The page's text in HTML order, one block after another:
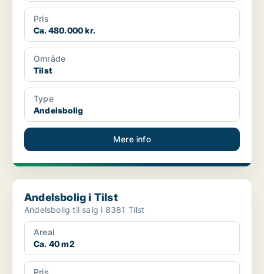
Pris
Ca. 480.000 kr.
Område
Tilst
Type
Andelsbolig
Mere info
Andelsbolig i Tilst
Andelsbolig i Tilst
Andelsbolig til salg i 8381 Tilst
Areal
Ca. 40 m2